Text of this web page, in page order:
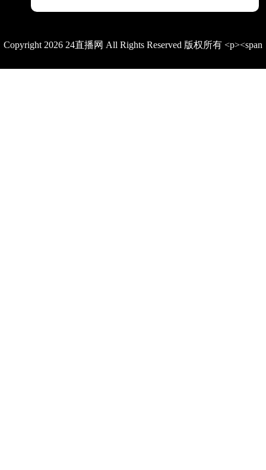
Copyright 2026 24直播网 All Rights Reserved 版权所有 <p><span